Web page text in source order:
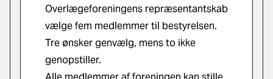
Overlægeforeningens repræsentantskab
vælge fem medlemmer til bestyrelsen.
Tre ønsker genvælg, mens to ikke
genopstiller.